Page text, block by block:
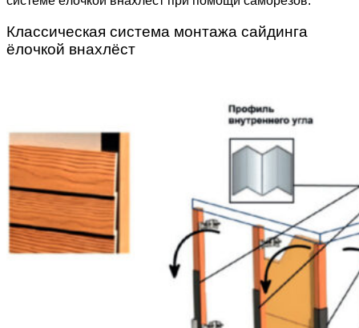
Классическая система монтажа сайдинга
ёлочкой внахлёст